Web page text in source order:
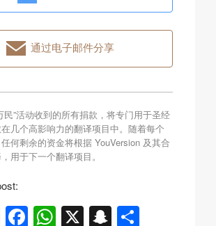
通过电子邮件分享
民”活动收到的所有捐款，将专门用于圣经
几个高影响力的翻译项目中。随着每个
何剩余的资金将根据 YouVersion 及其合
用于下一个翻译项目。
E F W X S